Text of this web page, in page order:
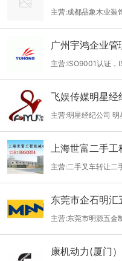
3-86668085 网址：
主营:成都品象木业装
生产、加工、物流营
司始建于2001年，坐
付家村工业开发区，
用环保基材，必要时
耐磨转数均高于国家
广州宇鸿企业管
主营:ISO9001认证，
认证，TS16949认证
飞娱传媒明星经
主营:明星经纪公司
2081
上海世富二手工
主营:二手叉车转让二
修叉车租赁
东莞市企石明汇
主营:东莞市明源五金
金喷涂厂），成立于
油、烤漆加工的专业
康机动力(厦门